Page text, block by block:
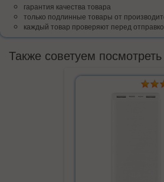
гарантия качества товара
только подлинные товары от
каждый товар проверяют перед
Также советуем посмотреть